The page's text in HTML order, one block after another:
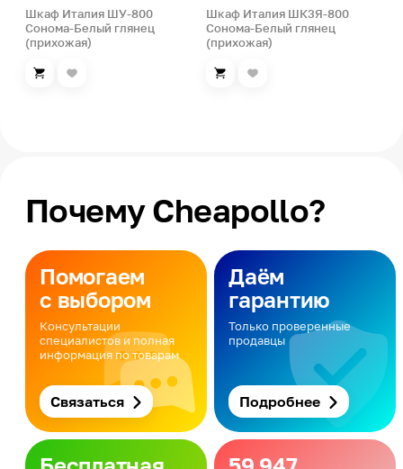
Шкаф Италия ШУ-800
Сонома-Белый глянец
(прихожая)
Шкаф Италия ШК3Я-800
Сонома-Белый глянец
(прихожая)
Почему Cheapollo?
Помогаем
с выбором
Консультации
специалистов и полная
информация по товарам
Связаться
Даём
гарантию
Только проверенные
продавцы
Подробнее